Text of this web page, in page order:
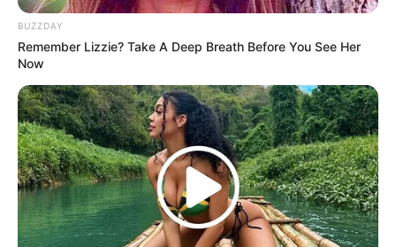
(foto: freckleandfair)
3. Hanya bermodalkan selotip ternyata bisa membuat
anak senang, caranya dengan merekatkan selotip
pada alat tulisnya
BUZZDAY
Remember Lizzie? Take A Deep Breath Before You See Her
Now